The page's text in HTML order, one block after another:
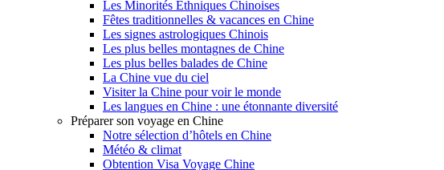
Les Minorités Ethniques Chinoises
Fêtes traditionnelles & vacances en Chine
Les signes astrologiques Chinois
Les plus belles montagnes de Chine
Les plus belles balades de Chine
La Chine vue du ciel
Visiter la Chine pour voir le monde
Les langues en Chine : une étonnante diversité
Préparer son voyage en Chine
Notre sélection d’hôtels en Chine
Météo & climat
Obtention Visa Voyage Chine